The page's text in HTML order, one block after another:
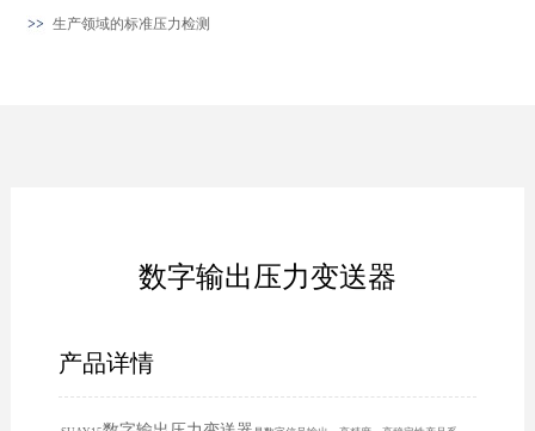
生产领域的标准压力检测
数字输出压力变送器
产品详情